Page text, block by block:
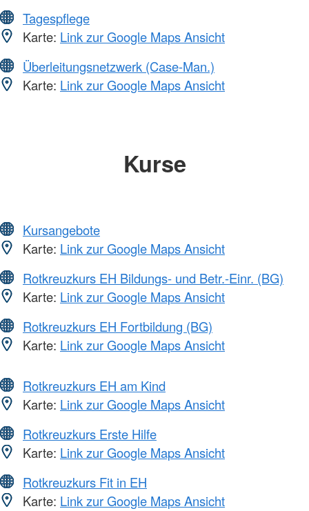
Tagespflege
Karte: Link zur Google Maps Ansicht
Überleitungsnetzwerk (Case-Man.)
Karte: Link zur Google Maps Ansicht
Kurse
Kursangebote
Karte: Link zur Google Maps Ansicht
Rotkreuzkurs EH Bildungs- und Betr.-Einr. (BG)
Karte: Link zur Google Maps Ansicht
Rotkreuzkurs EH Fortbildung (BG)
Karte: Link zur Google Maps Ansicht
Rotkreuzkurs EH am Kind
Karte: Link zur Google Maps Ansicht
Rotkreuzkurs Erste Hilfe
Karte: Link zur Google Maps Ansicht
Rotkreuzkurs Fit in EH
Karte: Link zur Google Maps Ansicht